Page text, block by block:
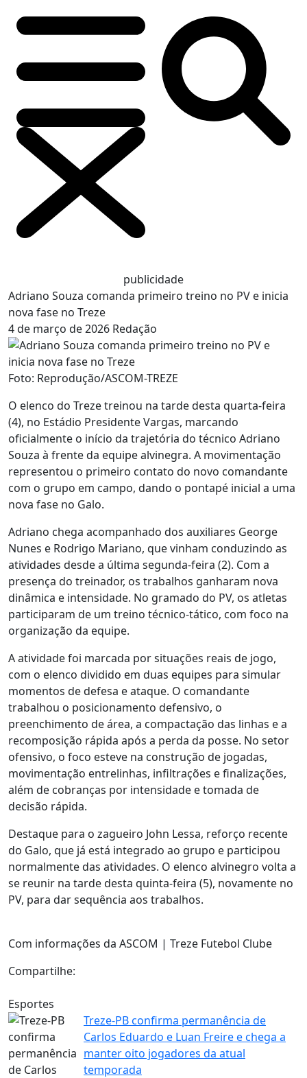
publicidade
Adriano Souza comanda primeiro treino no PV e inicia
nova fase no Treze
4 de março de 2026 Redação
Foto: Reprodução/ASCOM-TREZE
O elenco do Treze treinou na tarde desta quarta-feira
(4), no Estádio Presidente Vargas, marcando
oficialmente o início da trajetória do técnico Adriano
Souza à frente da equipe alvinegra. A movimentação
representou o primeiro contato do novo comandante
com o grupo em campo, dando o pontapé inicial a uma
nova fase no Galo.
Adriano chega acompanhado dos auxiliares George
Nunes e Rodrigo Mariano, que vinham conduzindo as
atividades desde a última segunda-feira (2). Com a
presença do treinador, os trabalhos ganharam nova
dinâmica e intensidade. No gramado do PV, os atletas
participaram de um treino técnico-tático, com foco na
organização da equipe.
A atividade foi marcada por situações reais de jogo,
com o elenco dividido em duas equipes para simular
momentos de defesa e ataque. O comandante
trabalhou o posicionamento defensivo, o
preenchimento de área, a compactação das linhas e a
recomposição rápida após a perda da posse. No setor
ofensivo, o foco esteve na construção de jogadas,
movimentação entrelinhas, infiltrações e finalizações,
além de cobranças por intensidade e tomada de
decisão rápida.
Destaque para o zagueiro John Lessa, reforço recente
do Galo, que já está integrado ao grupo e participou
normalmente das atividades. O elenco alvinegro volta a
se reunir na tarde desta quinta-feira (5), novamente no
PV, para dar sequência aos trabalhos.
Com informações da ASCOM | Treze Futebol Clube
Compartilhe:
Esportes
Treze-PB confirma permanência de
Carlos Eduardo e Luan Freire e chega a
manter oito jogadores da atual
temporada